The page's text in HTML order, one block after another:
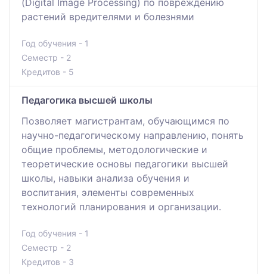
(Digital Image Processing) по повреждению
растений вредителями и болезнями
Год обучения - 1
Семестр - 2
Кредитов - 5
Педагогика высшей школы
Позволяет магистрантам, обучающимся по
научно-педагогическому направлению, понять
общие проблемы, методологические и
теоретические основы педагогики высшей
школы, навыки анализа обучения и
воспитания, элементы современных
технологий планирования и организации.
Год обучения - 1
Семестр - 2
Кредитов - 3